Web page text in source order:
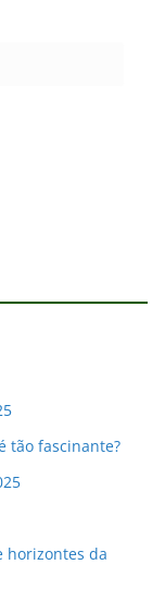
tão fascinante?
horizontes da